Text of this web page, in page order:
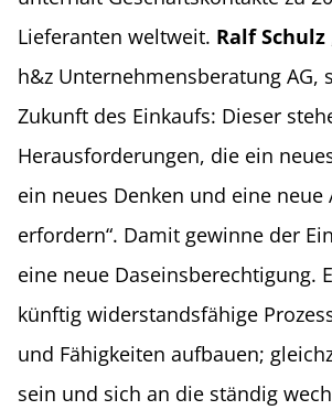
Lieferanten weltweit. Ralf Schulz
h&z Unternehmensberatung AG,
Zukunft des Einkaufs: Dieser
Herausforderungen, die ein
ein neues Denken und eine neue
erfordern“. Damit gewinne der
eine neue Daseinsberechtigung.
künftig widerstandsfähige
und Fähigkeiten aufbauen;
sein und sich an die ständig